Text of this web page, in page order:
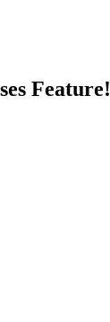
Feature!